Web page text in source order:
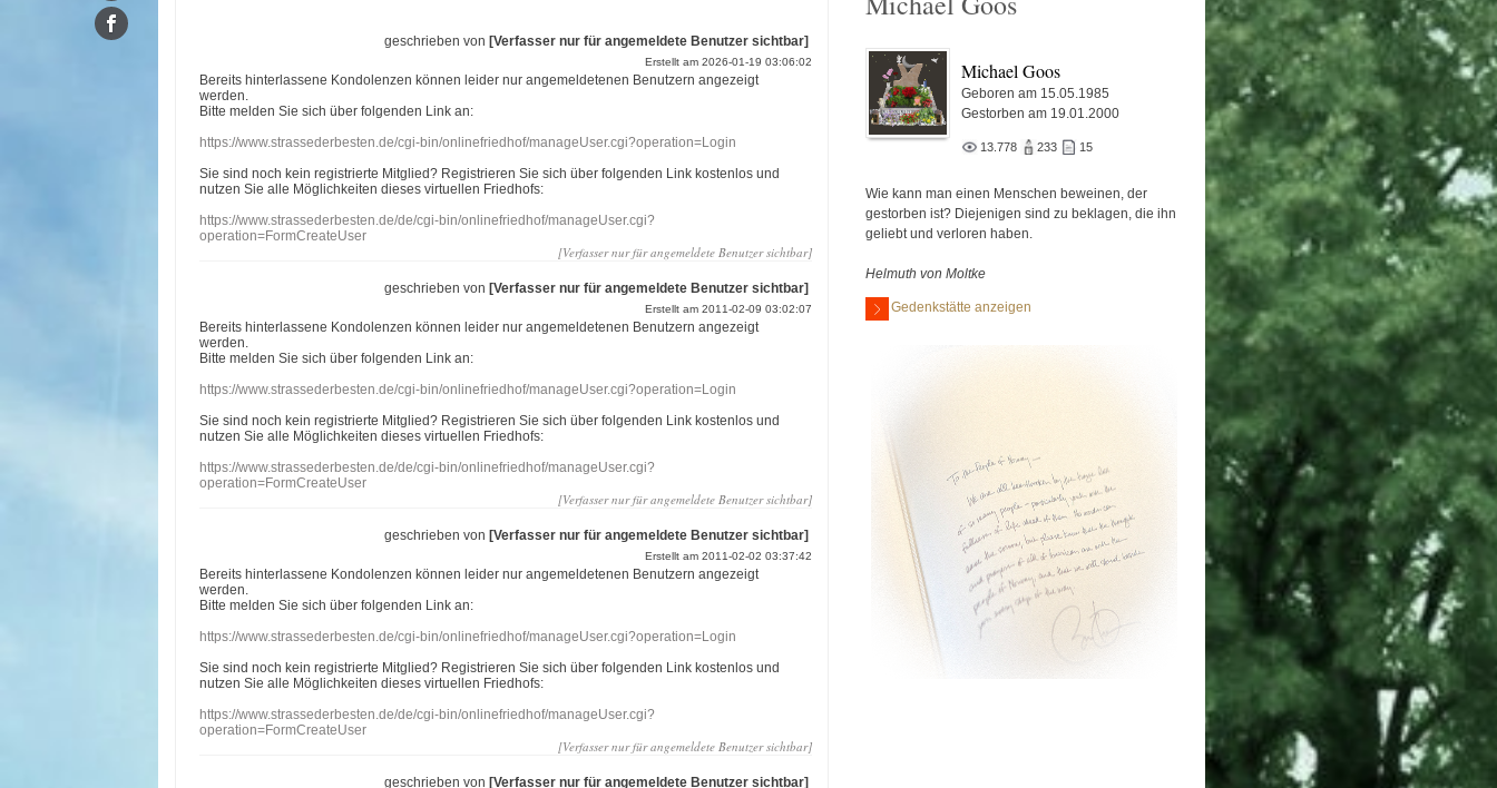
geschrieben von [Verfasser nur für angemeldete Benutzer sichtbar]
Erstellt am 2026-01-19 03:06:02
Bereits hinterlassene Kondolenzen können leider nur angemeldetenen Benutzern angezeigt
werden.
Bitte melden Sie sich über folgenden Link an:
https://www.strassederbesten.de/cgi-bin/onlinefriedhof/manageUser.cgi?operation=Login
Sie sind noch kein registrierte Mitglied? Registrieren Sie sich über folgenden Link kostenlos und
nutzen Sie alle Möglichkeiten dieses virtuellen Friedhofs:
https://www.strassederbesten.de/de/cgi-bin/onlinefriedhof/manageUser.cgi?
operation=FormCreateUser
[Verfasser nur für angemeldete Benutzer sichtbar]
geschrieben von [Verfasser nur für angemeldete Benutzer sichtbar]
Erstellt am 2011-02-09 03:02:07
Bereits hinterlassene Kondolenzen können leider nur angemeldetenen Benutzern angezeigt
werden.
Bitte melden Sie sich über folgenden Link an:
https://www.strassederbesten.de/cgi-bin/onlinefriedhof/manageUser.cgi?operation=Login
Sie sind noch kein registrierte Mitglied? Registrieren Sie sich über folgenden Link kostenlos und
nutzen Sie alle Möglichkeiten dieses virtuellen Friedhofs:
https://www.strassederbesten.de/de/cgi-bin/onlinefriedhof/manageUser.cgi?
operation=FormCreateUser
[Verfasser nur für angemeldete Benutzer sichtbar]
geschrieben von [Verfasser nur für angemeldete Benutzer sichtbar]
Erstellt am 2011-02-02 03:37:42
Bereits hinterlassene Kondolenzen können leider nur angemeldetenen Benutzern angezeigt
werden.
Bitte melden Sie sich über folgenden Link an:
https://www.strassederbesten.de/cgi-bin/onlinefriedhof/manageUser.cgi?operation=Login
Sie sind noch kein registrierte Mitglied? Registrieren Sie sich über folgenden Link kostenlos und
nutzen Sie alle Möglichkeiten dieses virtuellen Friedhofs:
https://www.strassederbesten.de/de/cgi-bin/onlinefriedhof/manageUser.cgi?
operation=FormCreateUser
[Verfasser nur für angemeldete Benutzer sichtbar]
geschrieben von [Verfasser nur für angemeldete Benutzer sichtbar]
Michael Goos
Geboren am 15.05.1985
Gestorben am 19.01.2000
13.778 233 15
Wie kann man einen Menschen beweinen, der
gestorben ist? Diejenigen sind zu beklagen, die ihn
geliebt und verloren haben.
Helmuth von Moltke
Gedenkstätte anzeigen